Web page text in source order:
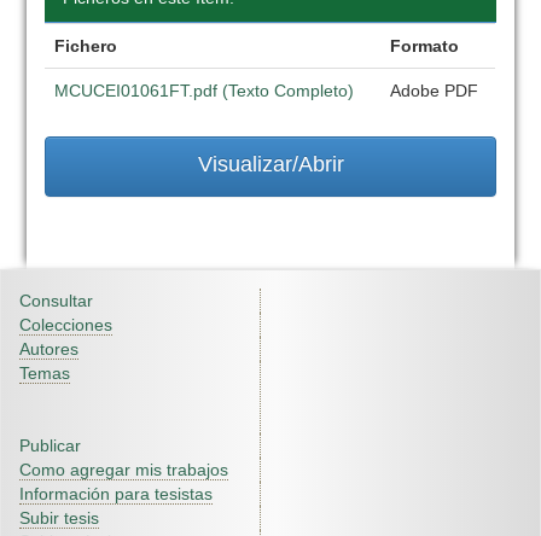
Fichero Formato
MCUCEI01061FT.pdf (Texto Completo) Adobe PDF
Visualizar/Abrir
Consultar
Colecciones
Autores
Temas
Publicar
Como agregar mis trabajos
Información para tesistas
Subir tesis